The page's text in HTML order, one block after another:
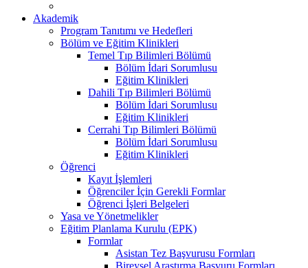
Akademik
Program Tanıtımı ve Hedefleri
Bölüm ve Eğitim Klinikleri
Temel Tıp Bilimleri Bölümü
Bölüm İdari Sorumlusu
Eğitim Klinikleri
Dahili Tıp Bilimleri Bölümü
Bölüm İdari Sorumlusu
Eğitim Klinikleri
Cerrahi Tıp Bilimleri Bölümü
Bölüm İdari Sorumlusu
Eğitim Klinikleri
Öğrenci
Kayıt İşlemleri
Öğrenciler İçin Gerekli Formlar
Öğrenci İşleri Belgeleri
Yasa ve Yönetmelikler
Eğitim Planlama Kurulu (EPK)
Formlar
Asistan Tez Başvurusu Formları
Bireysel Araştırma Başvuru Formları